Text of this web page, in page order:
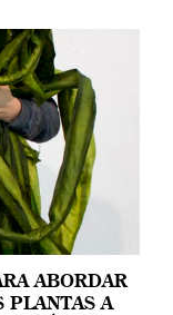
ABORDAR
PLANTAS A